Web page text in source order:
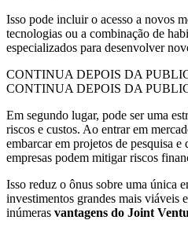
Isso pode incluir o acesso a novos
tecnologias ou a combinação de
especializados para desenvolver
CONTINUA DEPOIS DA
CONTINUA DEPOIS DA
Em segundo lugar, pode ser uma
riscos e custos. Ao entrar em
embarcar em projetos de pesquisa
empresas podem mitigar riscos
Isso reduz o ônus sobre uma única
investimentos grandes mais viáveis
inúmeras vantagens do Joint